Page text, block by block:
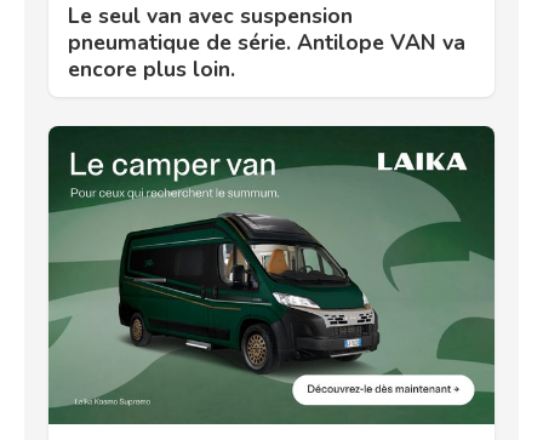
Le seul van avec suspension
pneumatique de série. Antilope VAN va
encore plus loin.